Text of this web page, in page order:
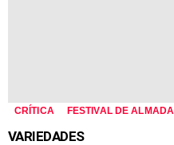
CRÍTICA FESTIVAL DE ALMADA
VARIEDADES